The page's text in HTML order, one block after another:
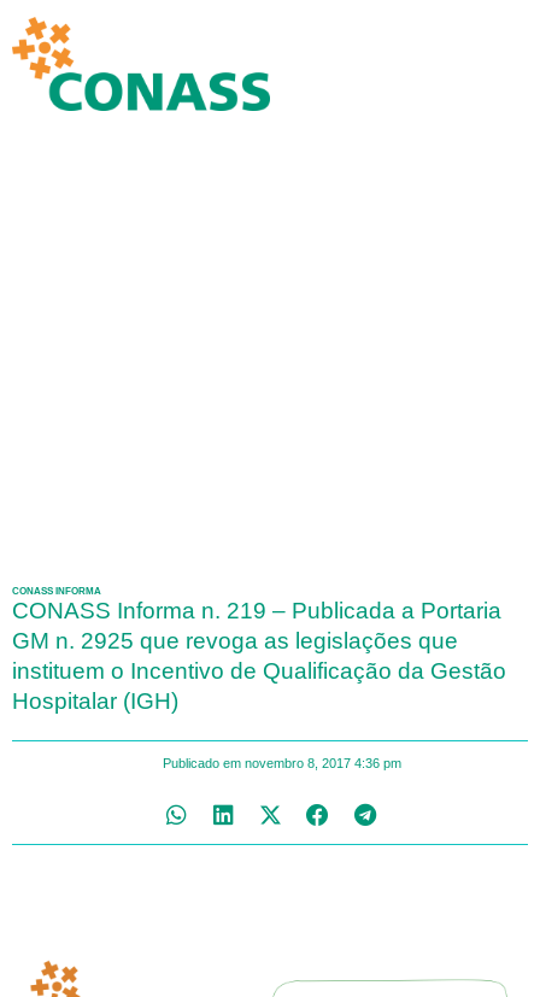
CONASS INFORMA
CONASS Informa n. 219 – Publicada a Portaria
GM n. 2925 que revoga as legislações que
instituem o Incentivo de Qualificação da Gestão
Hospitalar (IGH)
Publicado em novembro 8, 2017 4:36 pm